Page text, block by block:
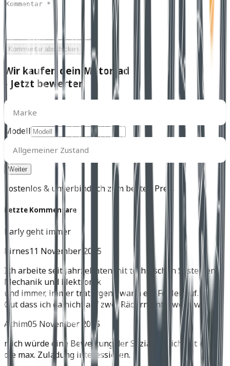
Kommentar abschicken
Wir kaufen dein Motorrad
- Jetzt bewerten
Marke
Marke
Modell
Allgemeiner
Zustand
Allgemeiner Zustand
kostenlos & unverbindlich zum besten Preis
Letzte Kommentare
harly geht immer
birnes11 November 2025
Ich arbeite seit Jahrzehnten mit technischen Systemen,
Mechanik und Elektronik
und immer, immer trat irgend wann ein Fehler auf.
Gut dass ich da nicht auf zwei Rädern unterwegs war.
Achim05 November 2025
mich würde eine Bewertung der Soziatauglichkeit und
die max. Zuladung interessieren.